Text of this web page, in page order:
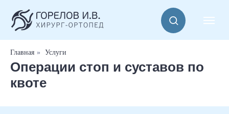
Главная » Услуги
Операции стоп и суставов по
квоте